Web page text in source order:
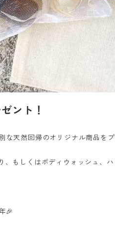
ント！
天然回帰のオリジナル商品をプ
、もしくはボディウォッシュ
🎉